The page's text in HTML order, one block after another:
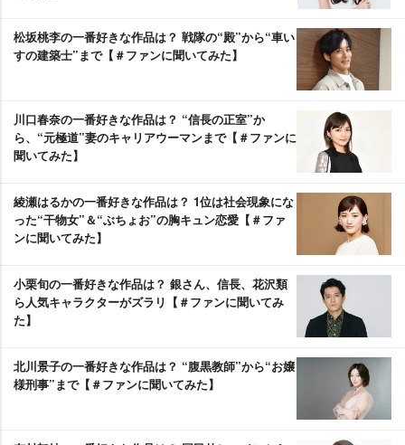
松坂桃李の一番好きな作品は？ 戦隊の“殿”から“車い
すの建築士”まで【＃ファンに聞いてみた】
川口春奈の一番好きな作品は？ “信長の正室”か
ら、“元極道”妻のキャリアウーマンまで【＃ファンに
聞いてみた】
綾瀬はるかの一番好きな作品は？ 1位は社会現象にな
った“干物女”＆“ぶちょお”の胸キュン恋愛【＃ファ
ンに聞いてみた】
小栗旬の一番好きな作品は？ 銀さん、信長、花沢類
ら人気キャラクターがズラリ【＃ファンに聞いてみ
た】
北川景子の一番好きな作品は？ “腹黒教師”から“お嬢
様刑事”まで【＃ファンに聞いてみた】